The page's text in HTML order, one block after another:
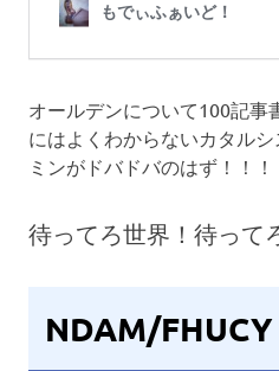
オールデンについて100記事
にはよくわからないカタル
ミンがドバドバのはず！！！
待ってろ世界！待って
NDAM/FHUCY